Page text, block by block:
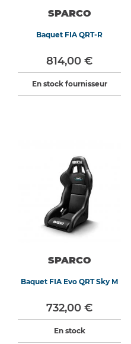
SPARCO
Baquet FIA QRT-R
814,00 €
En stock fournisseur
SPARCO
Baquet FIA Evo QRT Sky M
732,00 €
En stock